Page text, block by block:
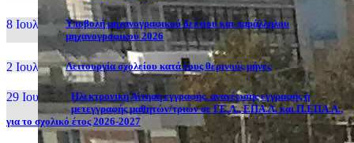
8 Ιουλ, 26
Υποβολή μηχανογραφικού δελτίου και παράλληλου
μηχανογραφικού 2026
2 Ιουλ, 26 Λειτουργία σχολείου κατά τους θερινούς μήνες
29 Ιουν, 26
Ηλεκτρονική Αίτηση εγγραφής, ανανέωσης εγγραφής ή
μετεγγραφής μαθητών/τριών σε ΓΕ.Λ., ΕΠΑ.Λ. και Π.ΕΠΑ.Λ.,
για το σχολικό έτος 2026-2027